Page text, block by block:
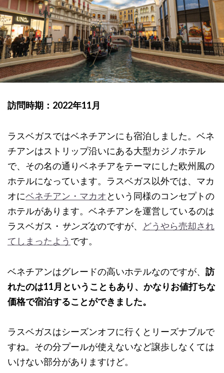
訪問時期：2022年11月
ラスベガスではベネチアンにも宿泊しました。ベネ
チアンはストリップ沿いにある大型カジノホテル
で、その名の通りベネチアをテーマにした欧州風の
ホテルになっています。ラスベガス以外では、マカ
オにベネチアン・マカオ という同様のコンセプトの
ホテルがあります。ベネチアンを運営しているのは
ラスベガス・ サンズなのですが、
どうやら売却され
てしまったよう です。
ベネチアンはグレードの高いホテルなのですが、 訪
れたのは11月ということもあり、かなりお値打ちな
価格で宿泊することができました。
ラスベガスはシーズンオフに行くとリーズナブルで
すね。その分プールが使えないなど譲歩しなくては
いけない部分がありますけど。